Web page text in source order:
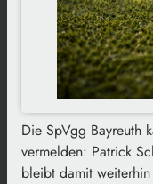
Die SpVgg Bayreuth
vermelden: Patrick
bleibt damit